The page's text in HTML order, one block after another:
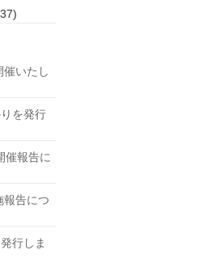
催いたし
を発行
催報告に
報告につ
行しま